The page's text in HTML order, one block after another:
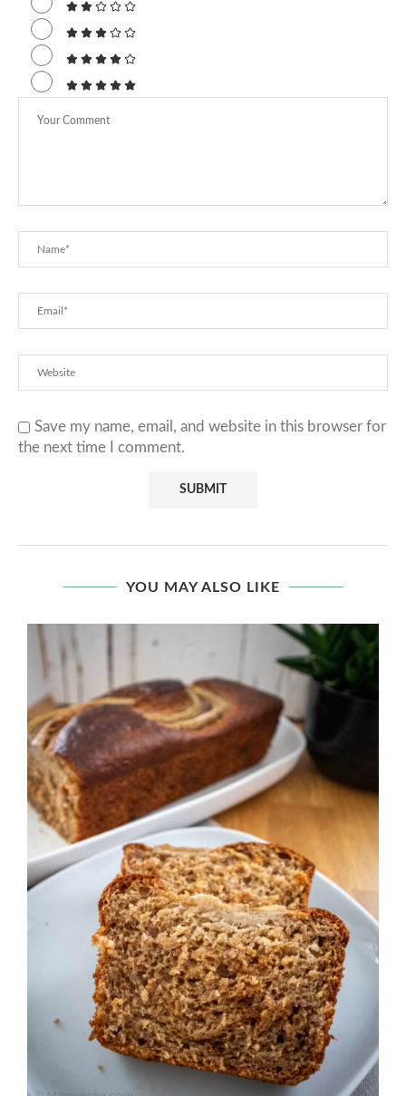
Save my name, email, and website in this browser for
the next time I comment.
YOU MAY ALSO LIKE